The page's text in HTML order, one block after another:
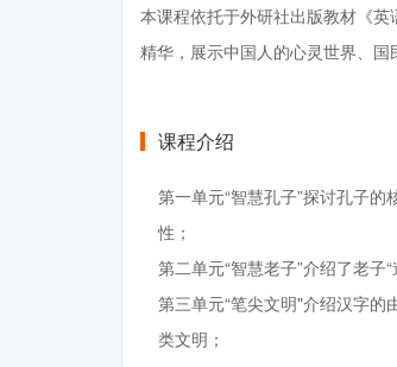
本课程依托于外研社出版教材《
精华，展示中国人的心灵世界、国
课程介绍
第一单元“智慧孔子”探讨孔子
性；
第二单元“智慧老子”介绍了老子
第三单元“笔尖文明"介绍汉字
类文明；